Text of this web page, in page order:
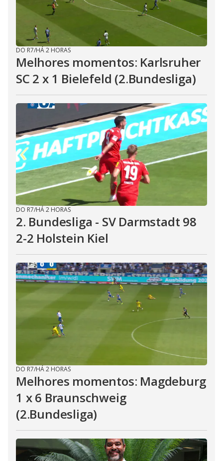
DO R7/HÁ 2 HORAS
Melhores momentos: Karlsruher
SC 2 x 1 Bielefeld (2.Bundesliga)
DO R7/HÁ 2 HORAS
2. Bundesliga - SV Darmstadt 98
2-2 Holstein Kiel
DO R7/HÁ 2 HORAS
Melhores momentos: Magdeburg
1 x 6 Braunschweig
(2.Bundesliga)